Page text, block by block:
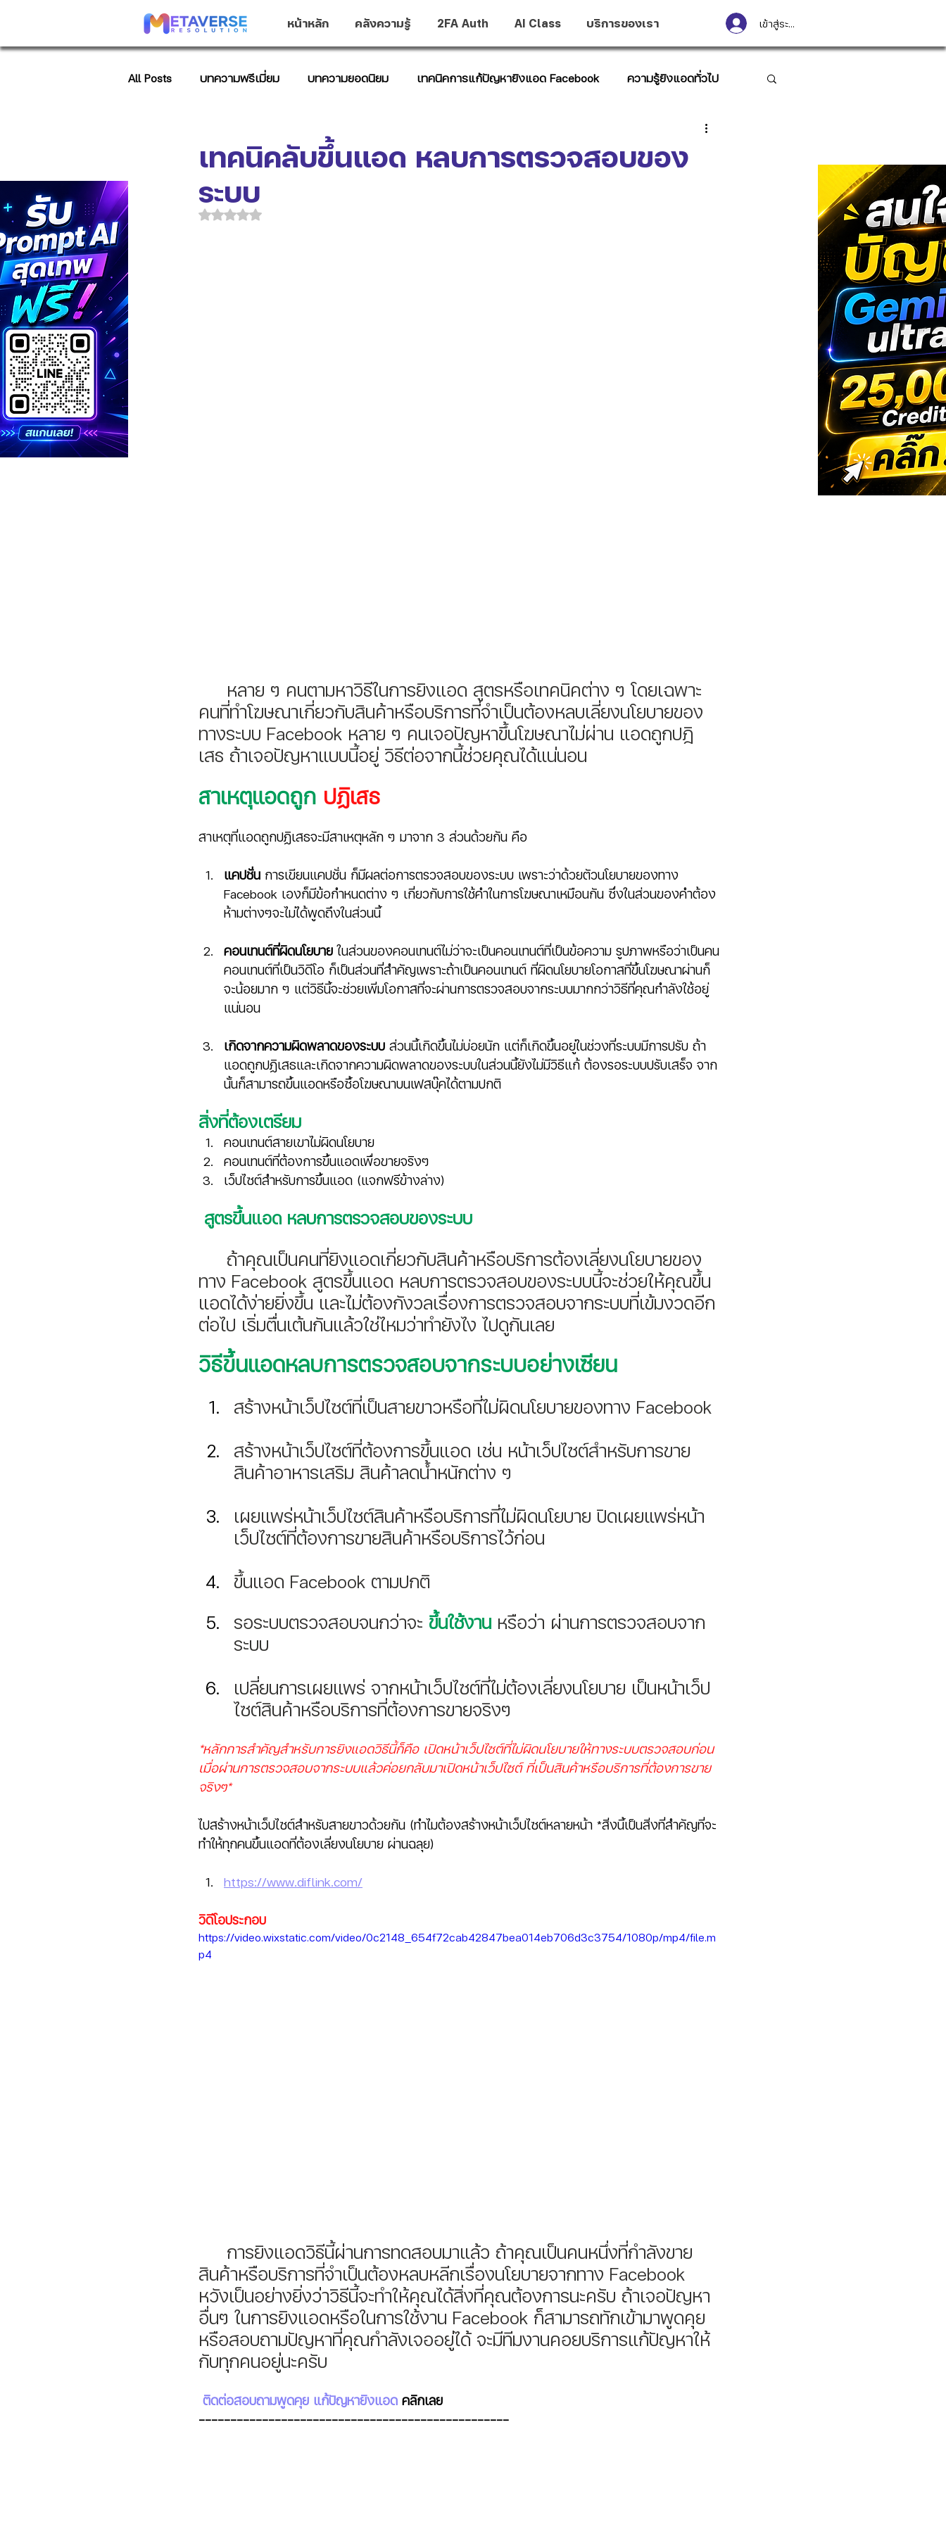
หน้าหลัก คลังความรู้ 2FA Auth AI Class บริการของเรา เข้าสู่ระบบ
All Posts บทความพรีเมี่ยม บทความยอดนิยม เทคนิคการแก้ปัญหายิงแอด Facebook ความรู้ยิงแอดทั่วไป
AI Prompt Hub
เทคนิคลับขึ้นแอด หลบการตรวจสอบของ
ระบบ
ได้รับ NaN เต็ม 5 ดาว
หลาย ๆ คนตามหาวิธีในการยิงแอด สูตรหรือเทคนิคต่าง ๆ โดยเฉพาะ
คนที่ทำโฆษณาเกี่ยวกับสินค้าหรือบริการที่จำเป็นต้องหลบเลี่ยงนโยบายของ
ทางระบบ Facebook หลาย ๆ คนเจอปัญหาขึ้นโฆษณาไม่ผ่าน แอดถูกปฎิ
เสธ ถ้าเจอปัญหาแบบนี้อยู่ วิธีต่อจากนี้ช่วยคุณได้แน่นอน
สาเหตุแอดถูก ปฏิเสธ
สาเหตุที่แอดถูกปฏิเสธจะมีสาเหตุหลัก ๆ มาจาก 3 ส่วนด้วยกัน คือ
แคปชั่น การเขียนแคปชั่น ก็มีผลต่อการตรวจสอบของระบบ เพราะว่าด้วยตัวนโยบายของทาง
Facebook เองก็มีข้อกำหนดต่าง ๆ เกี่ยวกับการใช้คำในการโฆษณาเหมือนกัน ซึ่งในส่วนของคำต้อง
ห้ามต่างๆจะไม่ได้พูดถึงในส่วนนี้
คอนเทนต์ที่ผิดนโยบาย ในส่วนของคอนเทนต์ไม่ว่าจะเป็นคอนเทนต์ที่เป็นข้อความ รูปภาพหรือว่าเป็นคน
คอนเทนต์ที่เป็นวิดีโอ ก็เป็นส่วนที่สำคัญเพราะถ้าเป็นคอนเทนต์ ที่ผิดนโยบายโอกาสที่ขึ้นโฆษณาผ่านก็
จะน้อยมาก ๆ แต่วิธีนี้จะช่วยเพิ่มโอกาสที่จะผ่านการตรวจสอบจากระบบมากกว่าวิธีที่คุณกำลังใช้อยู่
แน่นอน
เกิดจากความผิดพลาดของระบบ ส่วนนี้เกิดขึ้นไม่บ่อยนัก แต่ก็เกิดขึ้นอยู่ในช่วงที่ระบบมีการปรับ ถ้า
แอดถูกปฏิเสธและเกิดจากความผิดพลาดของระบบในส่วนนี้ยังไม่มีวิธีแก้ ต้องรอระบบปรับเสร็จ จาก
นั้นก็สามารถขึ้นแอดหรือซื้อโฆษณาบนเฟสบุ๊คได้ตามปกติ
สิ่งที่ต้องเตรียม
คอนเทนต์สายเขาไม่ผิดนโยบาย
คอนเทนต์ที่ต้องการขึ้นแอดเพื่อขายจริงๆ
เว็ปไซต์สำหรับการขึ้นแอด (แจกฟรีข้างล่าง)
สูตรขึ้นแอด หลบการตรวจสอบของระบบ
ทาง Facebook สูตรขึ้นแอด หลบการตรวจสอบของระบบนี้จะช่วยให้คุณขึ้น
แอดได้ง่ายยิ่งขึ้น และไม่ต้องกังวลเรื่องการตรวจสอบจากระบบที่เข้มงวดอีก
ต่อไป เริ่มตื่นเต้นกันแล้วใช่ไหมว่าทำยังไง ไปดูกันเลย
วิธีขึ้นแอดหลบการตรวจสอบจากระบบอย่างเซียน
สร้างหน้าเว็ปไซต์ที่เป็นสายขาวหรือที่ไม่ผิดนโยบายของทาง Facebook
สร้างหน้าเว็ปไซต์ที่ต้องการขึ้นแอด เช่น หน้าเว็ปไซต์สำหรับการขาย
สินค้าอาหารเสริม สินค้าลดน้ำหนักต่าง ๆ
เผยแพร่หน้าเว็ปไซต์สินค้าหรือบริการที่ไม่ผิดนโยบาย ปิดเผยแพร่หน้า
เว็ปไซต์ที่ต้องการขายสินค้าหรือบริการไว้ก่อน
ขึ้นแอด Facebook ตามปกติ
รอระบบตรวจสอบจนกว่าจะ ขึ้นใช้งาน หรือว่า ผ่านการตรวจสอบจาก
ระบบ
เปลี่ยนการเผยแพร่ จากหน้าเว็ปไซต์ที่ไม่ต้องเลี่ยงนโยบาย เป็นหน้าเว็ป
ไซต์สินค้าหรือบริการที่ต้องการขายจริงๆ
*หลักการสำคัญสำหรับการยิงแอดวิธีนี้ก็คือ เปิดหน้าเว็ปไซต์ที่ไม่ผิดนโยบายให้ทางระบบตรวจสอบก่อน
เมื่อผ่านการตรวจสอบจากระบบแล้วค่อยกลับมาเปิดหน้าเว็ปไซต์ ที่เป็นสินค้าหรือบริการที่ต้องการขาย
จริงๆ*
ไปสร้างหน้าเว็ปไซต์สำหรับสายขาวด้วยกัน (ทำไมต้องสร้างหน้าเว็ปไซต์หลายหน้า *สิ่งนี้เป็นสิ่งที่สำคัญที่จะ
ทำให้ทุกคนขึ้นแอดที่ต้องเลี่ยงนโยบาย ผ่านฉลุย)
https://www.diflink.com/
วิดีโอประกอบ
https://video.wixstatic.com/video/0c2148_654f72cab42847bea014eb706d3c3754/1080p/mp4/file.m
p4
สินค้าหรือบริการที่จำเป็นต้องหลบหลีกเรื่องนโยบายจากทาง Facebook
หวังเป็นอย่างยิ่งว่าวิธีนี้จะทำให้คุณได้สิ่งที่คุณต้องการนะครับ ถ้าเจอปัญหา
อื่นๆ ในการยิงแอดหรือในการใช้งาน Facebook ก็สามารถทักเข้ามาพูดคุย
หรือสอบถามปัญหาที่คุณกำลังเจออยู่ได้ จะมีทีมงานคอยบริการแก้ปัญหาให้
กับทุกคนอยู่นะครับ
ติดต่อสอบถามพูดคุย แก้ปัญหายิงแอด คลิกเลย
-------------------------------------------------